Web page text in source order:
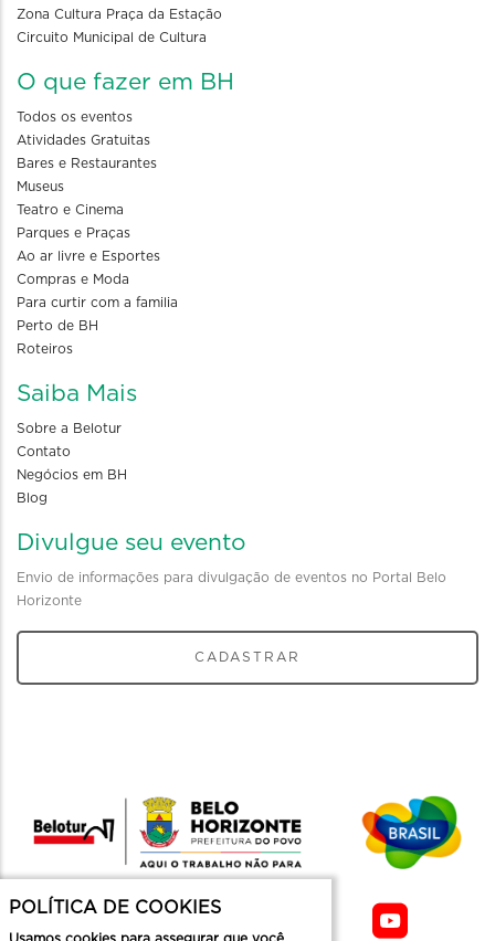
Zona Cultura Praça da Estação
Circuito Municipal de Cultura
O que fazer em BH
Todos os eventos
Atividades Gratuitas
Bares e Restaurantes
Museus
Teatro e Cinema
Parques e Praças
Ao ar livre e Esportes
Compras e Moda
Para curtir com a familia
Perto de BH
Roteiros
Saiba Mais
Sobre a Belotur
Contato
Negócios em BH
Blog
Divulgue seu evento
Envio de informações para divulgação de eventos no Portal Belo
Horizonte
CADASTRAR
POLÍTICA DE COOKIES